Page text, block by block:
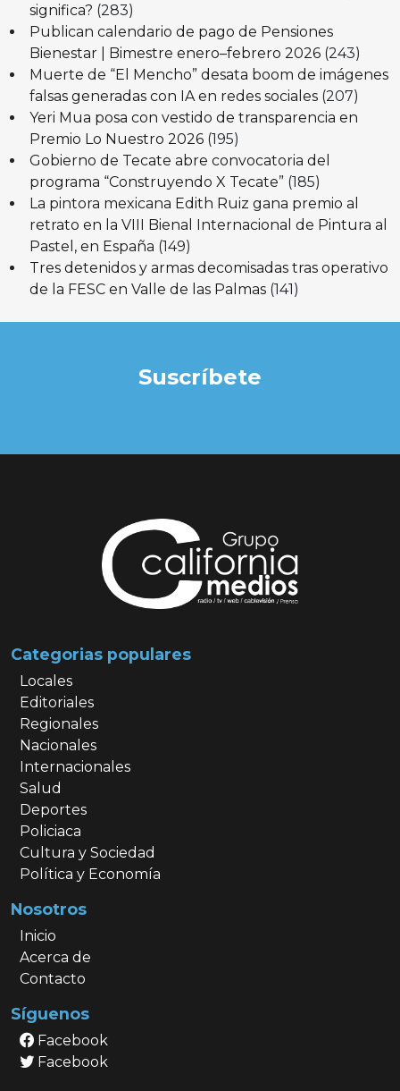
significa? (283)
Publican calendario de pago de Pensiones
Bienestar | Bimestre enero–febrero 2026 (243)
Muerte de “El Mencho” desata boom de imágenes
falsas generadas con IA en redes sociales (207)
Yeri Mua posa con vestido de transparencia en
Premio Lo Nuestro 2026 (195)
Gobierno de Tecate abre convocatoria del
programa “Construyendo X Tecate” (185)
La pintora mexicana Edith Ruiz gana premio al
retrato en la VIII Bienal Internacional de Pintura al
Pastel, en España (149)
Tres detenidos y armas decomisadas tras operativo
de la FESC en Valle de las Palmas (141)
Suscríbete
Categorias populares
Locales
Editoriales
Regionales
Nacionales
Internacionales
Salud
Deportes
Policiaca
Cultura y Sociedad
Política y Economía
Nosotros
Inicio
Acerca de
Contacto
Síguenos
Facebook
Facebook